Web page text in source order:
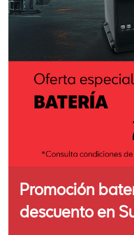
Promoción
descuento en